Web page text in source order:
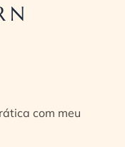
com meu